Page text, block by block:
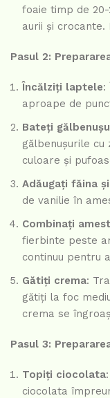
foaie timp de
aurii și crocante.
Pasul 2:
Încălziți laptele:
aproape de
Bateți
gălbenușurile cu
culoare și
Adăugați făina
de vanilie în
Combinați
fierbinte peste
continuu pentru
Gătiți crema:
gătiți la foc
crema se
Pasul 3:
Topiți ciocolata
ciocolata